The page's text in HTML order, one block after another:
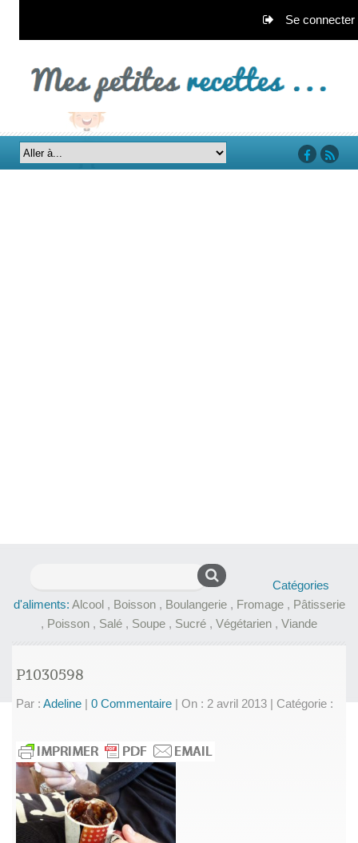
Se connecter
Catégories
d'aliments: Alcool , Boisson, Boulangerie, Fromage, Pâtisserie
, Poisson , Salé , Soupe , Sucré , Végétarien , Viande
P1030598
Par : Adeline 0 Commentaire On : 2 avril 2013 Catégorie :